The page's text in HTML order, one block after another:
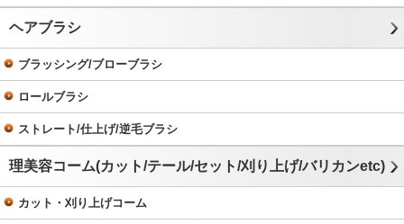
ヘアブラシ
ブラッシング/ブローブラシ
ロールブラシ
ストレート/仕上げ/逆毛ブラシ
理美容コーム(カット/テール/セット/刈り上げ/バリカンetc)
カット・刈り上げコーム